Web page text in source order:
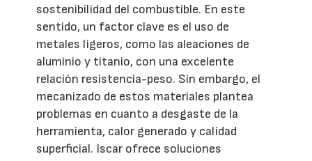
sostenibilidad del combustible. En este
sentido, un factor clave es el uso de
metales ligeros, como las aleaciones de
aluminio y titanio, con una excelente
relación resistencia-peso. Sin embargo, el
mecanizado de estos materiales plantea
problemas en cuanto a desgaste de la
herramienta, calor generado y calidad
superficial. Iscar ofrece soluciones